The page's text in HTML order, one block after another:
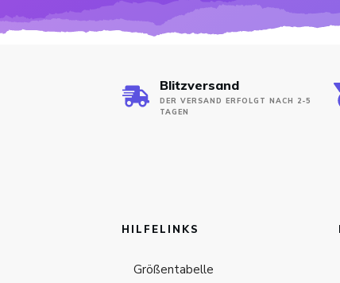
Blitzversand
DER VERSAND ERFOLGT NACH 2-5
TAGEN
HILFELINKS
Größentabelle